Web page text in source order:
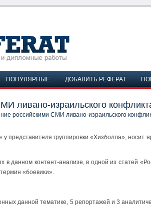
ПОПУЛЯРНЫЕ ДОБАВИТЬ РЕФЕРАТ
ливано-израильского
российскими СМИ ливано-израильского
у представителя группировки «Хизболла», носит
в данном контент-анализе, в одной из статей
«боевики».
данной тематике, 5 репортажей и 3